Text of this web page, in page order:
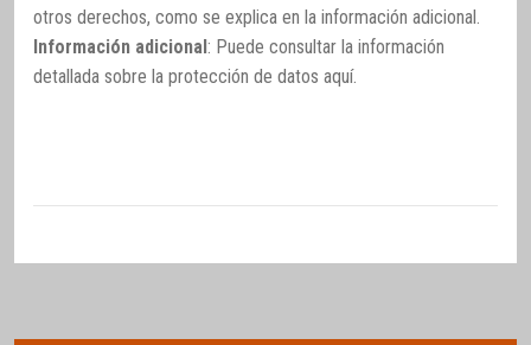
otros derechos, como se explica en la información adicional.
Información adicional: Puede consultar la información
detallada sobre la protección de datos aquí.